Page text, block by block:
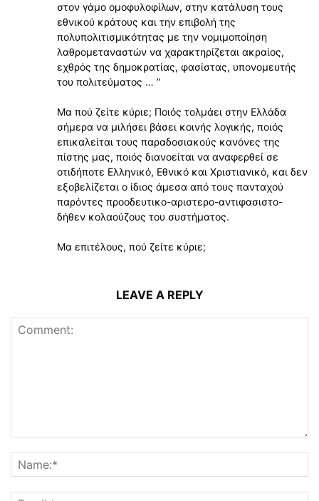
στον γάμο ομοφυλοφίλων, στην κατάλυση τους
εθνικού κράτους και την επιβολή της
πολυπολιτισμικότητας με την νομιμοποίηση
λαθρομεταναστών να χαρακτηρίζεται ακραίος,
εχθρός της δημοκρατίας, φασίστας, υπονομευτής
του πολιτεύματος … ”
Μα πού ζείτε κύριε; Ποιός τολμάει στην Ελλάδα
σήμερα να μιλήσει βάσει κοινής λογικής, ποιός
επικαλείται τους παραδοσιακούς κανόνες της
πίστης μας, ποιός διανοείται να αναφερθεί σε
οτιδήποτε Ελληνικό, Εθνικό και Χριστιανικό, και δεν
εξοβελίζεται ο ίδιος άμεσα από τους πανταχού
παρόντες προοδευτικο-αριστερο-αντιφασιστο-
δήθεν κολαούζους του συστήματος.
Μα επιτέλους, πού ζείτε κύριε;
LEAVE A REPLY